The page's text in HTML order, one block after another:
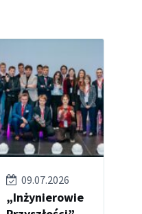
09.07.2026
„Inżynierowie